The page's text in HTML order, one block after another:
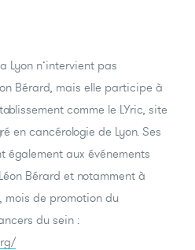
Lyon n’intervient pas
Bérard, mais elle participe à
comme le LYric, site
en cancérologie de Lyon. Ses
aux événements
Bérard et notamment à
mois de promotion du
du sein :